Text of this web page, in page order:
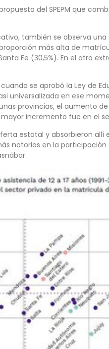
del SPEPM que
también se observa una
más alta de
Fe (30,5%). En el otro
se aprobó la Ley de
universalizada en ese
provincias, el aumento
incremento fue en el
estatal y absorbieron
notorios en la